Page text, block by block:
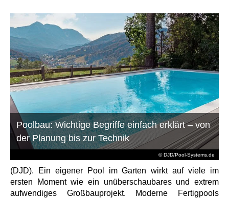
© DJD/Pool-Systems.de
Poolbau: Wichtige Begriffe einfach erklärt – von
der Planung bis zur Technik
(DJD). Ein eigener Pool im Garten wirkt auf viele im
ersten Moment wie ein unüberschaubares und extrem
aufwendiges Großbauprojekt. Moderne Fertigpools